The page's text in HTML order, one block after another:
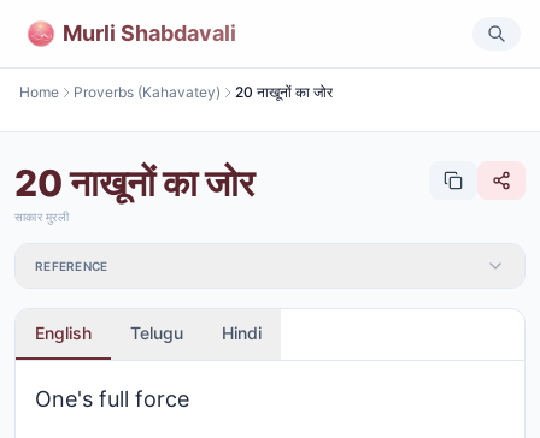
Murli Shabdavali
Home Proverbs (Kahavatey) 20 नाखूनों का जोर
20 नाखूनों का जोर
साकार मुरली
REFERENCE
English Telugu Hindi
One's full force